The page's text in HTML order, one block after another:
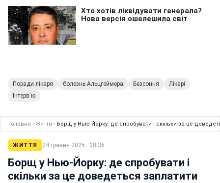
Поради лікаря болезнь Альцгеймера Безсоння
Лікарі
Інтерв'ю
Головна › Життя › Борщ у Нью-Йорку: де спробувати і скільки за це
ЖИТТЯ 24 травня 2025 · 08:36
Борщ у Нью-Йорку: де спробувати і
скільки за це доведеться заплатити